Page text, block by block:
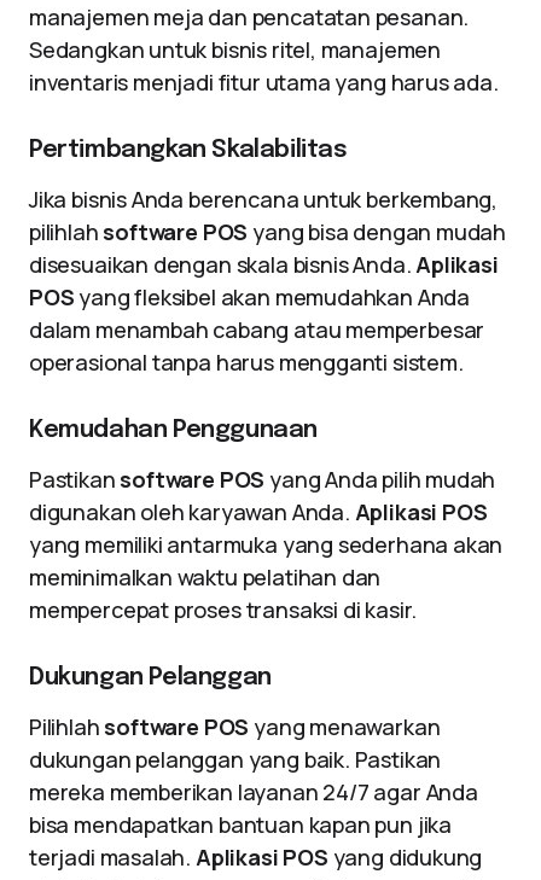
manajemen meja dan pencatatan pesanan.
Sedangkan untuk bisnis ritel, manajemen
inventaris menjadi fitur utama yang harus ada.
Pertimbangkan Skalabilitas
Jika bisnis Anda berencana untuk berkembang,
pilihlah software POS yang bisa dengan mudah
disesuaikan dengan skala bisnis Anda.Aplikasi
POS yang fleksibel akan memudahkan Anda
dalam menambah cabang atau memperbesar
operasional tanpa harus mengganti sistem.
Kemudahan Penggunaan
Pastikan software POS yang Anda pilih mudah
digunakan oleh karyawan Anda. Aplikasi POS
yang memiliki antarmuka yang sederhana akan
meminimalkan waktu pelatihan dan
mempercepat proses transaksi di kasir.
Dukungan Pelanggan
Pilihlah software POS yang menawarkan
dukungan pelanggan yang baik. Pastikan
mereka memberikan layanan 24/7 agar Anda
bisa mendapatkan bantuan kapan pun jika
terjadi masalah. Aplikasi POS yang didukung